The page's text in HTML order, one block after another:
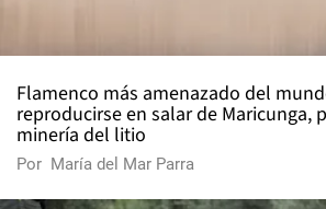
Flamenco más amenazado del
reproducirse en salar de Maricunga,
minería del litio
Por María del Mar Parra